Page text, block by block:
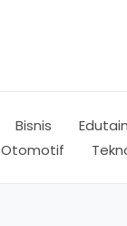
Bisnis
Otomotif